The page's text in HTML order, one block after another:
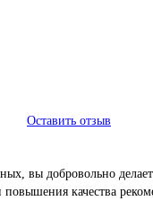
Оставить отзыв
вы добровольно
качества